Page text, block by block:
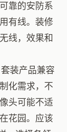
靠的安防系
有线。装修
线，效果和
套装产品兼容
化需求，不
头可能不适
花园。应该